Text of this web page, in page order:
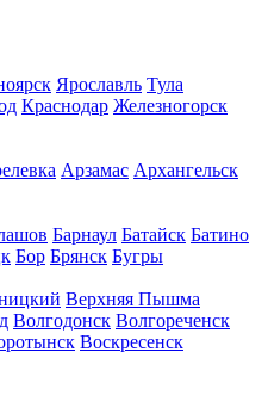
Ярославль Тула
Краснодар Железногорск
Арзамас Архангельск
Барнаул Батайск Батино
Бор Брянск Бугры
Верхняя Пышма
Волгодонск Волгореченск
Воскресенск